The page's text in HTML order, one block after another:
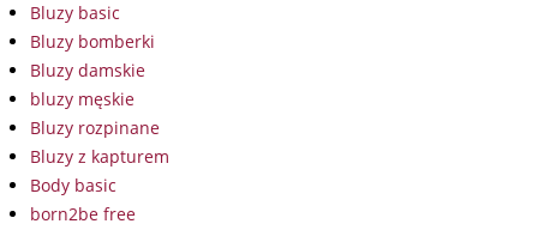
Bluzy basic
Bluzy bomberki
Bluzy damskie
bluzy męskie
Bluzy rozpinane
Bluzy z kapturem
Body basic
born2be free